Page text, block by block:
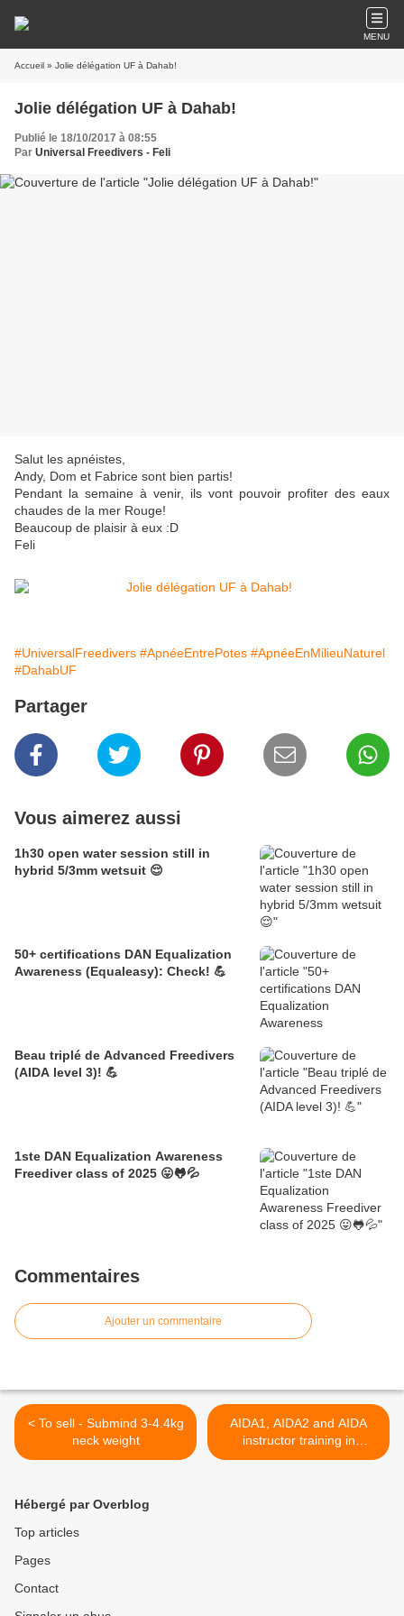
MENU
Accueil » Jolie délégation UF à Dahab!
Jolie délégation UF à Dahab!
Publié le 18/10/2017 à 08:55
Par Universal Freedivers - Feli
Salut les apnéistes,
Andy, Dom et Fabrice sont bien partis!
Pendant la semaine à venir, ils vont pouvoir profiter des eaux
chaudes de la mer Rouge!
Beaucoup de plaisir à eux :D
Feli
#UniversalFreedivers #ApnéeEntrePotes #ApnéeEnMilieuNaturel
#DahabUF
Partager
Vous aimerez aussi
1h30 open water session still in
hybrid 5/3mm wetsuit 😌
50+ certifications DAN Equalization
Awareness (Equaleasy): Check! 💪
Beau triplé de Advanced Freedivers
(AIDA level 3)! 💪
1ste DAN Equalization Awareness
Freediver class of 2025 😛🐸💦
Commentaires
Ajouter un commentaire
< To sell - Submind 3-4.4kg
neck weight
AIDA1, AIDA2 and AIDA
instructor training in
Duiktank Transfo! >
Hébergé par Overblog
Top articles
Pages
Contact